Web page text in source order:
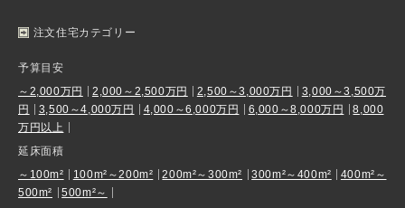
注文住宅カテゴリー
予算目安
～2,000万円
2,000～2,500万円 2,500～3,000万円
3,000～3,500万
円
3,500～4,000万円 4,000～6,000万円 6,000～8,000万円
8,000
万円以上
延床面積
～100m²
100m²～200m² 200m²～300m² 300m²～400m²
400m²～
500m²
500m²～